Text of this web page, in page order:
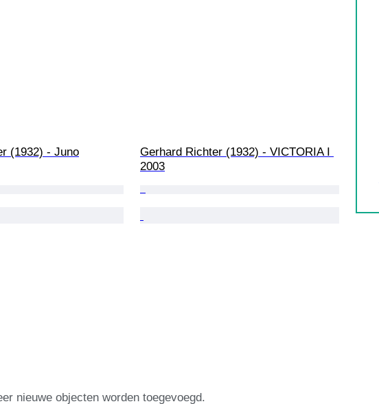
(1932) - Juno
Gerhard Richter (1932) - VICTORIA I
2003
nieuwe objecten worden toegevoegd.